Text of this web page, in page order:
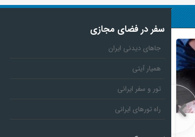
سفر در فضای مجازی
جاهای دیدنی ایران
همیار آیتی
تور و سفر ایرانی
راه تورهای ایرانی